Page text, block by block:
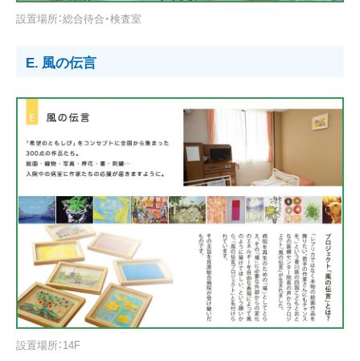
設置場所：総合待合・検査室
E. 風の伝言
設置場所：14F